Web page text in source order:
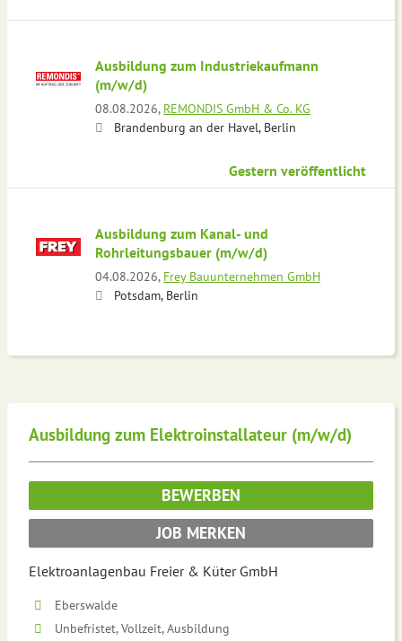
Ausbildung zum Industriekaufmann
(m/w/d)
08.08.2026, REMONDIS GmbH & Co. KG
Brandenburg an der Havel, Berlin
Gestern veröffentlicht
Ausbildung zum Kanal- und
Rohrleitungsbauer (m/w/d)
04.08.2026, Frey Bauunternehmen GmbH
Potsdam, Berlin
Ausbildung zum Elektroinstallateur (m/w/d)
BEWERBEN
JOB MERKEN
Elektroanlagenbau Freier & Küter GmbH
Eberswalde
Unbefristet, Vollzeit, Ausbildung